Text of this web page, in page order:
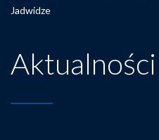
Jadwidze
Aktualności